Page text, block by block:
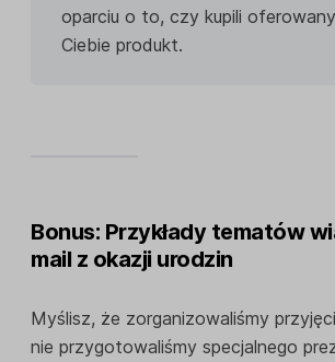
oparciu o to, czy kupili
Ciebie produkt.
Bonus: Przykłady tematów
mail z okazji urodzin
Myślisz, że zorganizowaliśmy
nie przygotowaliśmy specjalnego